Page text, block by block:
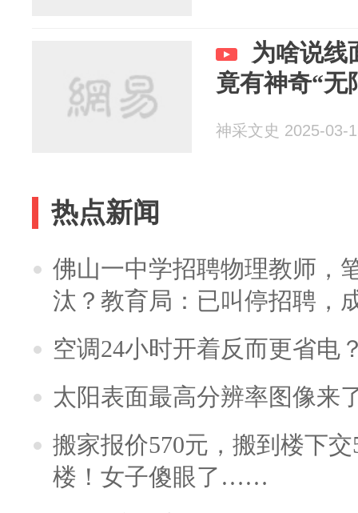
为啥说线
竟有神奇“无
神采文史 2025-03-
热点新闻
佛山一中学招聘物理教师，
汰？教育局：已叫停招聘，
空调24小时开着反而更省电
太阳表面最高分辨率图像来
搬家报价570元，搬到楼下
楼！女子傻眼了……